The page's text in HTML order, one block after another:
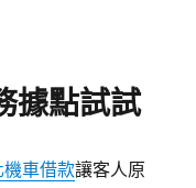
據點試試
機車借款讓客人原